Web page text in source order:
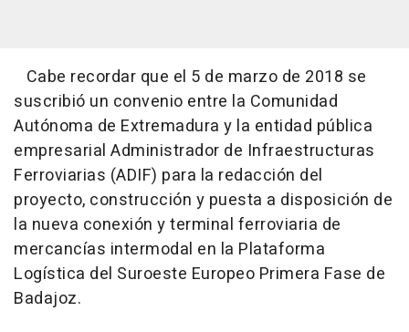
Cabe recordar que el 5 de marzo de 2018 se
suscribió un convenio entre la Comunidad
Autónoma de Extremadura y la entidad pública
empresarial Administrador de Infraestructuras
Ferroviarias (ADIF) para la redacción del
proyecto, construcción y puesta a disposición de
la nueva conexión y terminal ferroviaria de
mercancías intermodal en la Plataforma
Logística del Suroeste Europeo Primera Fase de
Badajoz.